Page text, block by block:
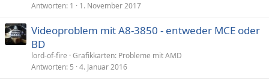
p
Antworten 1 1. November 2017
Videoproblem mit A8-3850 - entweder MCE oder
BD
lord-of-fire Grafikkarten: Probleme mit AMD
Antworten 5 4. Januar 2016